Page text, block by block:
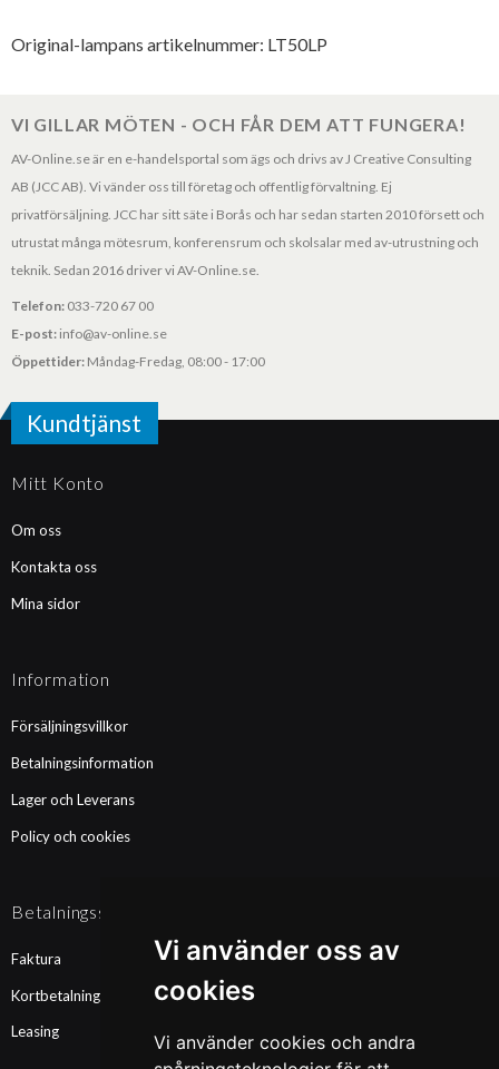
Vi använder oss av
cookies
Vi använder cookies och andra
Original-lampans artikelnummer: LT50LP
VI GILLAR MÖTEN - OCH FÅR DEM ATT FUNGERA!
AV-Online.se är en e-handelsportal som ägs och drivs av J Creative Consulting
AB (JCC AB). Vi vänder oss till företag och offentlig förvaltning. Ej
privatförsäljning. JCC har sitt säte i Borås och har sedan starten 2010 försett och
utrustat många mötesrum, konferensrum och skolsalar med av-utrustning och
teknik. Sedan 2016 driver vi AV-Online.se.
Telefon: 033-720 67 00
E-post: info@av-online.se
Öppettider: Måndag-Fredag, 08:00 - 17:00
Kundtjänst
Mitt Konto
Om oss
Kontakta oss
Mina sidor
Information
Försäljningsvillkor
Betalningsinformation
Lager och Leverans
Policy och cookies
Betalningssätt
Faktura
Kortbetalning
Leasing